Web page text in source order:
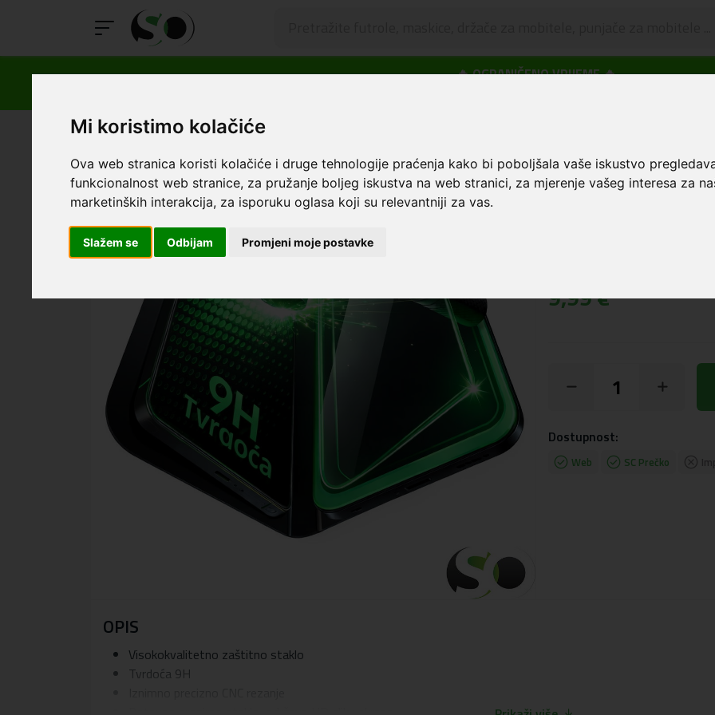
Mi koristimo kolačiće
Ova web stranica koristi kolačiće i druge tehnologije praćenja kako bi poboljšala vaše iskustvo
funkcionalnost web stranice, za pružanje boljeg iskustva na web stranici, za mjerenje vašeg interesa za
marketinških interakcija, za isporuku oglasa koji su relevantniji za vas.
Slažem se Odbijam Promjeni moje postavke
🔥 OGRANIČENO VRIJEME 🔥
SmartOprema Kategorije Samsung
Zaštitno staklo za
9,99 €
Dostupnost:
Web SC Prečko
OPIS
Visokokvalitetno zaštitno staklo
Tvrdoća 9H